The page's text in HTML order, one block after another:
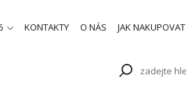
KONTAKTY O NÁS JAK NAKUPOVAT